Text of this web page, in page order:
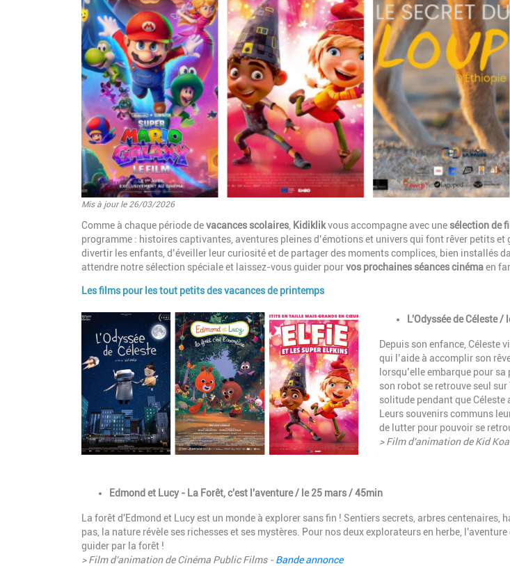
Mis à jour le 26/03/2026
Introduction
Comme à chaque période devacances scolaires Kidiklikvous accompagne avec unesélection de
programme : histoires captivantes, aventures pleines d’émotions et univers qui font rêver petits et
divertir les enfants, d’éveiller leur curiosité et de partager des moments complices, bien installés
attendre notre sélection spéciale et laissez-vous guider pourvos prochaines séances cinémaen
Paragraphes
Les films pour les tout petits des vacances de printemps
Image DescriptionL'Odyssée de Céleste /
Depuis son enfance, Céleste
qui l’aide à accomplir son
lorsqu’elle embarque pour
son robot se retrouve seul
solitude pendant que Céleste
Leurs souvenirs communs
de lutter pour pouvoir se
> Film d'animation de Kid
DescriptionEdmond et Lucy - La Forêt, c'est l'aventure / le 25 mars / 45min
La forêt d'Edmond et Lucy est un monde à explorer sans fin ! Sentiers secrets, arbres centenaires,
pas, la nature révèle ses richesses et ses mystères. Pour nos deux explorateurs en herbe,
guider par la forêt !
> Film d'animation de Cinéma Public Films -Bande annonce